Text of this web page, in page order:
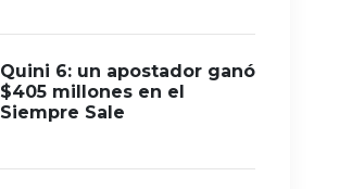
Quini 6: un apostador ganó
$405 millones en el
Siempre Sale